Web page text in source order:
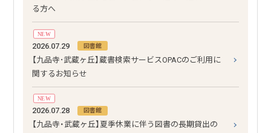
る方へ
NEW
2026.07.29 図書館
【九品寺･武蔵ヶ丘】蔵書検索サービスOPACのご利用に
関するお知らせ
NEW
2026.07.28 図書館
【九品寺・武蔵ヶ丘】夏季休業に伴う図書の長期貸出の